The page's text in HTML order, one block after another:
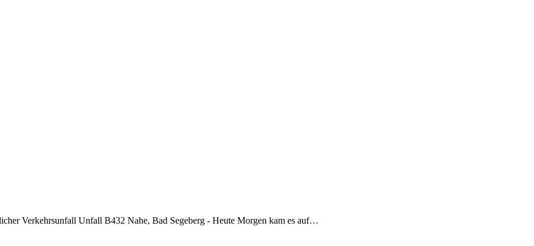
Verkehrsunfall Unfall B432 Nahe, Bad Segeberg - Heute Morgen kam es auf…